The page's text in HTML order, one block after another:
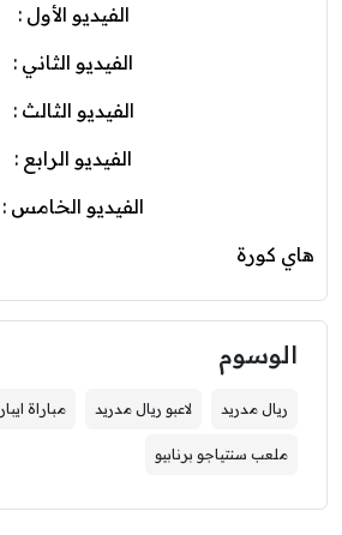
الفيديو الأول :
الفيديو الثاني :
الفيديو الثالث :
الفيديو الرابع :
الفيديو الخامس :
هاي كورة
الوسوم
ريال مدريد لاعبو ريال مدريد مباراة ايبار
ملعب سنتياجو برنابيو